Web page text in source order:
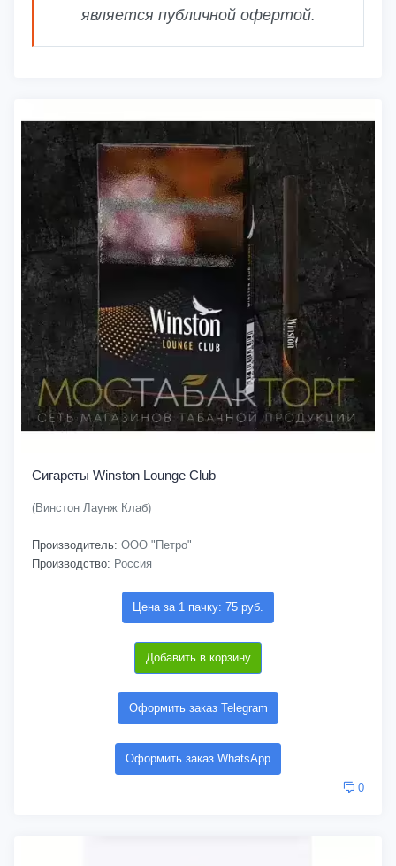
является публичной офертой.
Сигареты Winston Lounge Club
(Винстон Лаунж Клаб)
Производитель: ООО "Петро"
Производство: Россия
Цена за 1 пачку: 75 руб.
Добавить в корзину
Оформить заказ Telegram
Оформить заказ WhatsApp
0